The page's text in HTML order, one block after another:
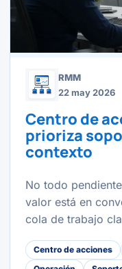
RMM
22 may 2026
Centro de
prioriza
contexto
No todo
valor está en
cola de trabajo
Centro de acciones